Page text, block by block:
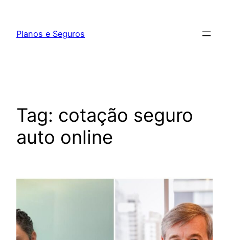
Planos e Seguros
Tag: cotação seguro
auto online